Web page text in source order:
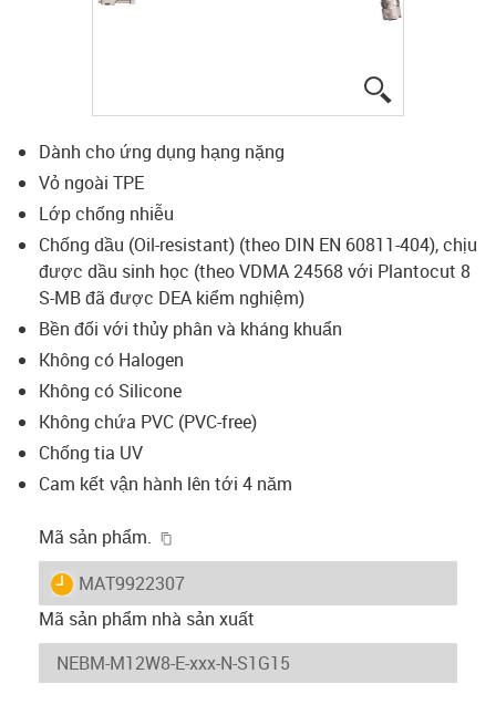
Dành cho ứng dụng hạng nặng
Vỏ ngoài TPE
Lớp chống nhiễu
Chống dầu (Oil-resistant) (theo DIN EN 60811-404), chịu
được dầu sinh học (theo VDMA 24568 với Plantocut 8
S-MB đã được DEA kiểm nghiệm)
Bền đối với thủy phân và kháng khuẩn
Không có Halogen
Không có Silicone
Không chứa PVC (PVC-free)
Chống tia UV
Cam kết vận hành lên tới 4 năm
Mã sản phẩm.
igus-icon-lieferzeit
MAT9922307
Mã sản phẩm nhà sản xuất